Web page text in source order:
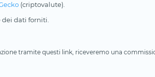
(criptovalute).
dei dati forniti.
tramite questi link, riceveremo una